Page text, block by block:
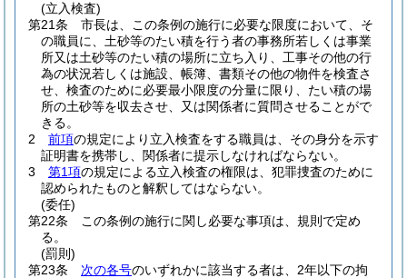
(立入検査)
第21条
市長は、この条例の施行に必要な限度において、そ
の職員に、土砂等のたい積を行う者の事務所若しくは事業
所又は土砂等のたい積の場所に立ち入り、工事その他の行
為の状況若しくは施設、帳簿、書類その他の物件を検査さ
せ、検査のために必要最小限度の分量に限り、たい積の場
所の土砂等を収去させ、又は関係者に質問させることがで
きる。
2
前項の規定により立入検査をする職員は、その身分を示す
証明書を携帯し、関係者に提示しなければならない。
3
第1項の規定による立入検査の権限は、犯罪捜査のために
認められたものと解釈してはならない。
(委任)
第22条
この条例の施行に関し必要な事項は、規則で定め
る。
(罰則)
第23条
次の各号のいずれかに該当する者は、2年以下の拘